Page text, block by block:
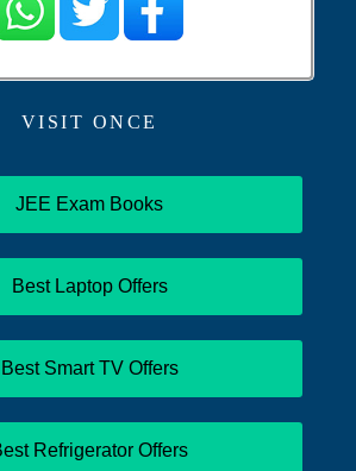
VISIT ONCE
JEE Exam Books
Best Laptop Offers
Best Smart TV Offers
Refrigerator Offers